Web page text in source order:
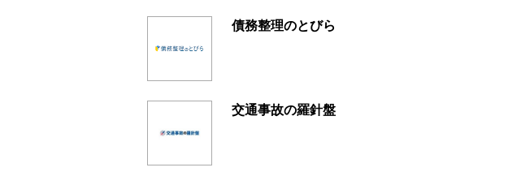
債務整理のとびら
交通事故の羅針盤